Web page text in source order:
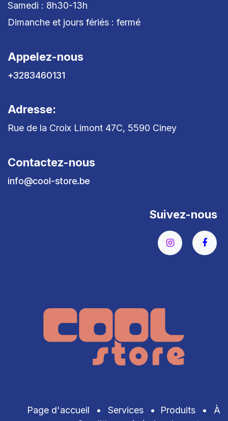
Samedi : 8h30-13h
Dimanche et jours fériés : fermé
Appelez-nous
+3283460131
Adresse:
Rue de la Croix Limont 47C, 5590 Ciney
Contactez-nous
info@cool-store.be
Suivez-nous
Page d'accueil • Services • Produits •
À